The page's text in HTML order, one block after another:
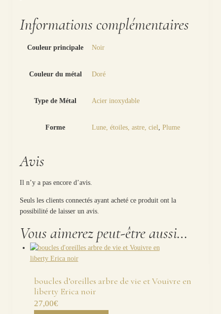
Informations complémentaires
Couleur principale Noir
Couleur du métal Doré
Type de Métal Acier inoxydable
Forme Lune, étoiles, astre, ciel Plume
Avis
Il n’y a pas encore d’avis.
Seuls les clients connectés ayant acheté ce produit ont la
possibilité de laisser un avis.
Vous aimerez peut-être aussi…
boucles d’oreilles arbre de vie et Vouivre en
liberty Erica noir
27,00€